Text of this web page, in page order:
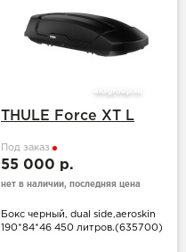
THULE Force XT L
Под заказ
55 000 р.
нет в наличии, последняя цена
Бокс черный, dual side,aeroskin
190*84*46 450 литров.(635700)